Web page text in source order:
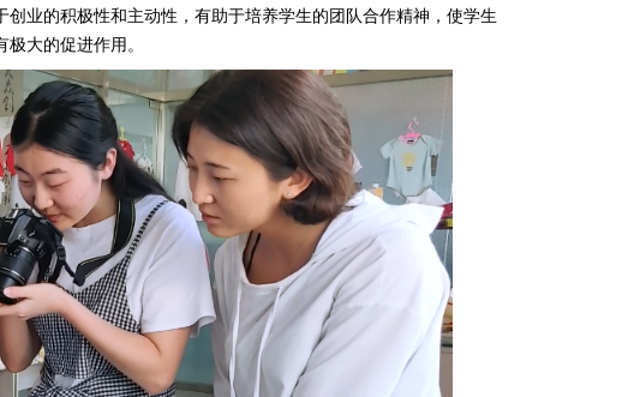
业的积极性和主动性，有助于培养学生的团队合作精神，使学生
大的促进作用。